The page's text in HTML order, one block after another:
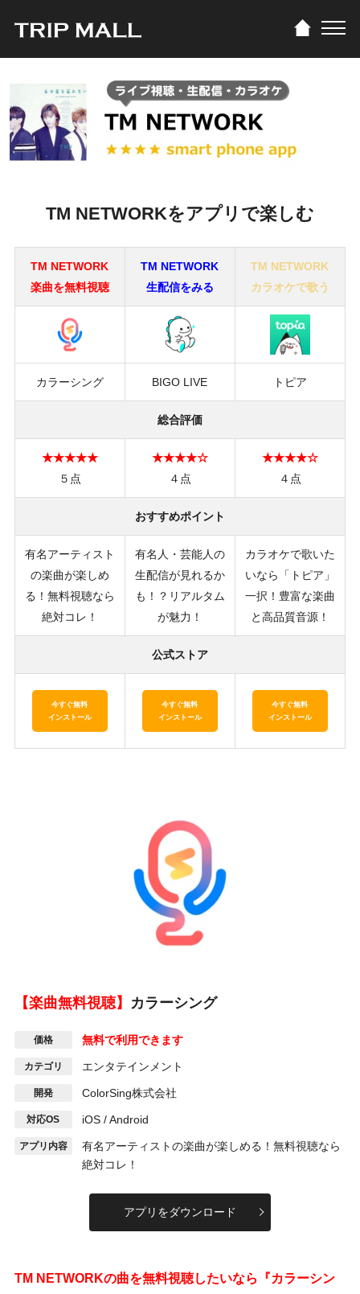
TM NETWORKをアプリで楽しむ
TM NETWORK
楽曲を無料視聴
TM NETWORK
生配信をみる
TM NETWORK
カラオケで歌う
カラーシング BIGO LIVE トピア
総合評価
★★★★★
５点
★★★★☆
４点
★★★★☆
４点
おすすめポイント
有名アーティスト
の楽曲が楽しめ
る！無料視聴なら
絶対コレ！
有名人・芸能人の
生配信が見れるか
も！？リアルタム
が魅力！
カラオケで歌いた
いなら「トピア」
一択！豊富な楽曲
と高品質音源！
公式ストア
今すぐ無料
インストール
今すぐ無料
インストール
今すぐ無料
インストール
【楽曲無料視聴】 カラーシング
価格 無料で利用できます
カテゴリ エンタテインメント
開発 ColorSing株式会社
対応OS iOS / Android
アプリ内容
有名アーティストの楽曲が楽しめる！無料視聴なら
絶対コレ！
アプリをダウンロード
TM NETWORKの曲を無料視聴したいなら『カラーシン